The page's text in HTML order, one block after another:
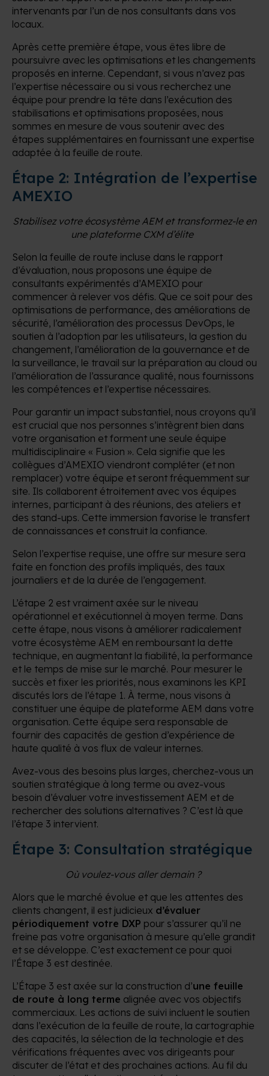
intervenants par l’un de nos consultants dans vos
locaux.
Après cette première étape, vous êtes libre de
poursuivre avec les optimisations et les changements
proposés en interne. Cependant, si vous n’avez pas
l’expertise nécessaire ou si vous recherchez une
équipe pour prendre la tête dans l’exécution des
stabilisations et optimisations proposées, nous
sommes en mesure de vous soutenir avec des
étapes supplémentaires en fournissant une expertise
adaptée à la feuille de route.
Étape 2: Intégration de l’expertise
AMEXIO
Stabilisez votre écosystème AEM et transformez-le en
une plateforme CXM d’élite
Selon la feuille de route incluse dans le rapport
d’évaluation, nous proposons une équipe de
consultants expérimentés d’AMEXIO pour
commencer à relever vos défis. Que ce soit pour des
optimisations de performance, des améliorations de
sécurité, l’amélioration des processus DevOps, le
soutien à l’adoption par les utilisateurs, la gestion du
changement, l’amélioration de la gouvernance et de
la surveillance, le travail sur la préparation au cloud ou
l’amélioration de l’assurance qualité, nous fournissons
les compétences et l’expertise nécessaires.
Pour garantir un impact substantiel, nous croyons qu’il
est crucial que nos personnes s’intègrent bien dans
votre organisation et forment une seule équipe
multidisciplinaire « Fusion ». Cela signifie que les
collègues d’AMEXIO viendront compléter (et non
remplacer) votre équipe et seront fréquemment sur
site. Ils collaborent étroitement avec vos équipes
internes, participant à des réunions, des ateliers et
des stand-ups. Cette immersion favorise le transfert
de connaissances et construit la confiance.
Selon l’expertise requise, une offre sur mesure sera
faite en fonction des profils impliqués, des taux
journaliers et de la durée de l’engagement.
L’étape 2 est vraiment axée sur le niveau
opérationnel et exécutionnel à moyen terme. Dans
cette étape, nous visons à améliorer radicalement
votre écosystème AEM en remboursant la dette
technique, en augmentant la fiabilité, la performance
et le temps de mise sur le marché. Pour mesurer le
succès et fixer les priorités, nous examinons les KPI
discutés lors de l’étape 1. À terme, nous visons à
constituer une équipe de plateforme AEM dans votre
organisation. Cette équipe sera responsable de
fournir des capacités de gestion d’expérience de
haute qualité à vos flux de valeur internes.
Avez-vous des besoins plus larges, cherchez-vous un
soutien stratégique à long terme ou avez-vous
besoin d’évaluer votre investissement AEM et de
rechercher des solutions alternatives ? C’est là que
l’étape 3 intervient.
Étape 3: Consultation stratégique
Où voulez-vous aller demain ?
Alors que le marché évolue et que les attentes des
clients changent, il est judicieux d’évaluer
périodiquement votre DXP pour s’assurer qu’il ne
freine pas votre organisation à mesure qu’elle grandit
et se développe. C’est exactement ce pour quoi
l’Étape 3 est destinée.
L’Étape 3 est axée sur la construction d’une feuille
de route à long terme alignée avec vos objectifs
commerciaux. Les actions de suivi incluent le soutien
dans l’exécution de la feuille de route, la cartographie
des capacités, la sélection de la technologie et des
vérifications fréquentes avec vos dirigeants pour
discuter de l’état et des prochaines actions. Au fil du